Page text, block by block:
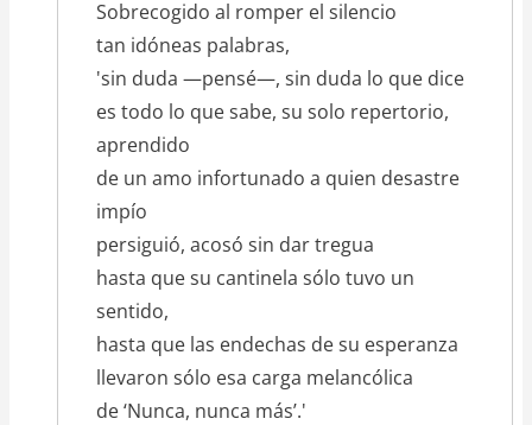
Sobrecogido al romper el silencio
tan idóneas palabras,
'sin duda —pensé—, sin duda lo que dice
es todo lo que sabe, su solo repertorio,
aprendido
de un amo infortunado a quien desastre
impío
persiguió, acosó sin dar tregua
hasta que su cantinela sólo tuvo un
sentido,
hasta que las endechas de su esperanza
llevaron sólo esa carga melancólica
de ‘Nunca, nunca más’.'